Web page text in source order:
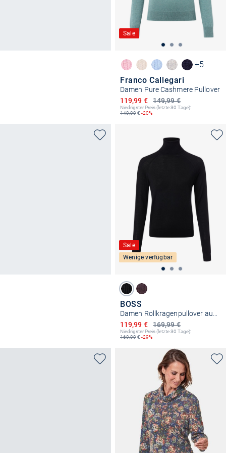
Sale
+5
Franco Callegari
Damen Pure Cashmere Pullover
149,99 €
Ermäßigter Preis
119,99 €
Niedrigster Preis (letzte 30 Tage):
149,99€ -20%
Sale
Wenige verfügbar
BOSS
Damen Rollkragenpullover aus Schurwolle - Frizani
169,99 €
Ermäßigter Preis
119,99 €
Niedrigster Preis (letzte 30 Tage):
169,99€ -29%